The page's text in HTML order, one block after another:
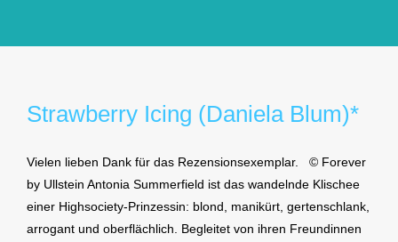
Kontakt
Strawberry Icing (Daniela Blum)*
Vielen lieben Dank für das Rezensionsexemplar. © Forever
by Ullstein Antonia Summerfield ist das wandelnde Klischee
einer Highsociety-Prinzessin: blond, manikürt, gertenschlank,
arrogant und oberflächlich. Begleitet von ihren Freundinnen